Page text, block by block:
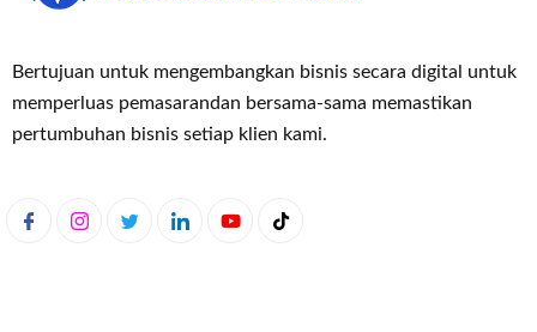
Bertujuan untuk mengembangkan bisnis secara digital untuk
memperluas pemasarandan bersama-sama memastikan
pertumbuhan bisnis setiap klien kami.